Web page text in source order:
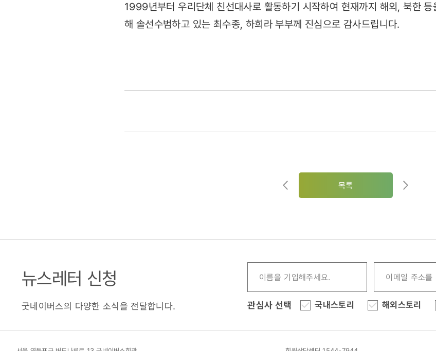
1999년부터 우리단체 친선대사로 활동하기 시작하여 현재까지 해외, 북한
해 솔선수범하고 있는 최수종, 하희라 부부께 진심으로 감사드립니다.
목록
뉴스레터 신청
굿네이버스의 다양한 소식을 전달합니다. 관심사 선택 국내스토리 해외스토리